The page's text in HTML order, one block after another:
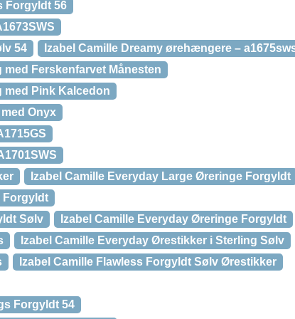
Forgyldt 56
54
Izabel Camille Dreamy ørehængere –
Ferskenfarvet Månesten
med Pink Kalcedon
Onyx
Izabel Camille Everyday Large Øreringe Forgyldt
Forgyldt
Sølv
Izabel Camille Everyday Øreringe Forgyldt
Izabel Camille Everyday Ørestikker i Sterling Sølv
Izabel Camille Flawless Forgyldt Sølv Ørestikker
Forgyldt 54